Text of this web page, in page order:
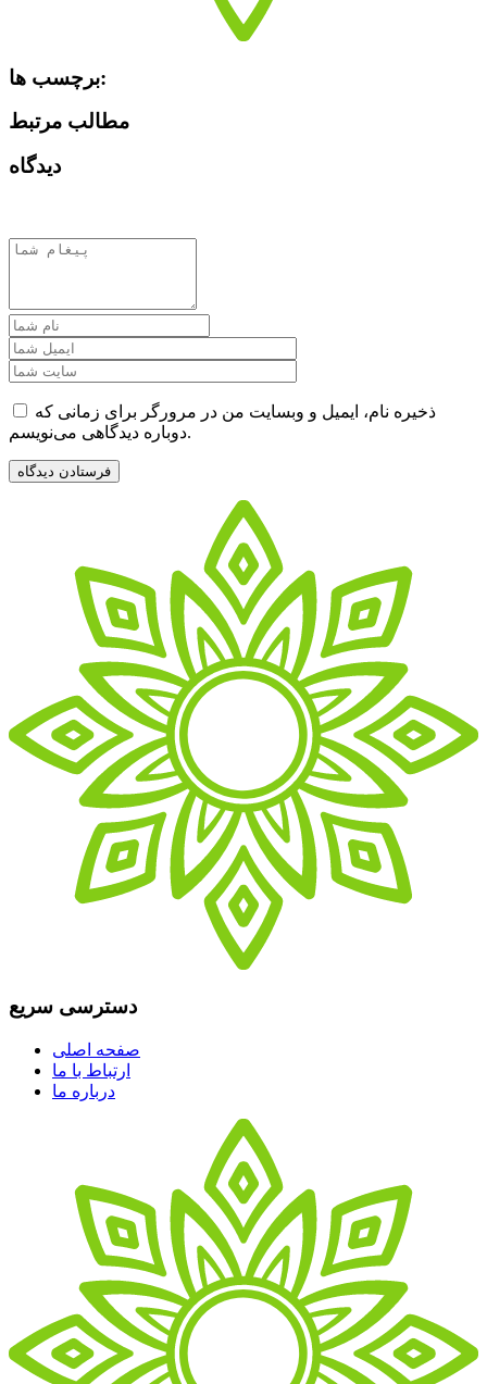
برچسب ها:
مطالب مرتبط
دیدگاه
ذخیره نام، ایمیل و وبسایت من در مرورگر برای زمانی که
دوباره دیدگاهی می‌نویسم.
دسترسی سریع
صفحه اصلی
ارتباط با ما
درباره ما